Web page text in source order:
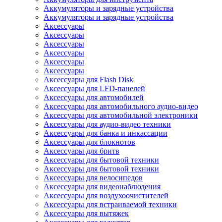
Аккумуляторы и зарядные устройства
Аккумуляторы и зарядные устройства
Аксессуары
Аксессуары
Аксессуары
Аксессуары
Аксессуары
Аксессуары
Аксессуары для Flash Disk
Аксессуары для LFD-панелей
Аксессуары для автомобилей
Аксессуары для автомобильного аудио-видео
Аксессуары для автомобильной электроники
Аксессуары для аудио-видео техники
Аксессуары для банка и инкассации
Аксессуары для блокнотов
Аксессуары для бритв
Аксессуары для бытовой техники
Аксессуары для бытовой техники
Аксессуары для велосипедов
Аксессуары для видеонаблюдения
Аксессуары для воздухоочистителей
Аксессуары для встраиваемой техники
Аксессуары для вытяжек